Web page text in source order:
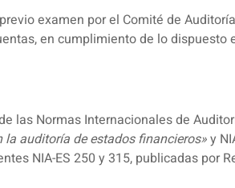
examen por el Comité de
en cumplimiento de lo dispuesto
las Normas Internacionales de
auditoría de estados financieros»y
NIA-ES 250 y 315, publicadas por